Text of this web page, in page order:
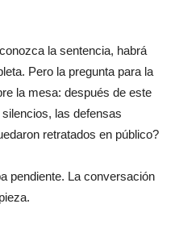
la sentencia, habrá
Pero la pregunta para la
la mesa: después de este
las defensas
retratados en público?
pendiente. La conversación